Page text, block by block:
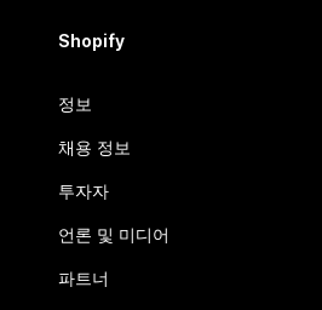
Shopify
정보
채용 정보
투자자
언론 및 미디어
파트너